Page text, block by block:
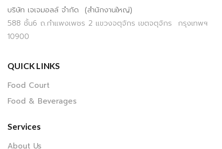
บริษัท เจเจมอลล์ จำกัด (สำนักงานใหญ่)
588 ชั้น6 ถ.กำแพงเพชร 2 แขวงจตุจักร เขตจตุจักร กรุงเทพฯ
10900
QUICK LINKS
Food Court
Food & Beverages
Services
About Us